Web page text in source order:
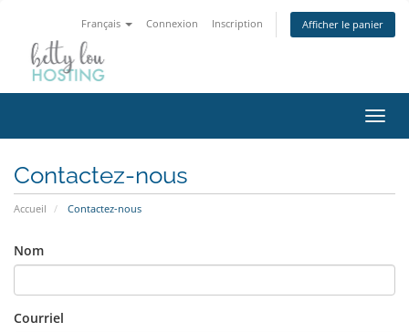
Français Connexion Inscription Afficher le panier
la
Contactez-nous
Accueil Contactez-nous
Nom
Courriel